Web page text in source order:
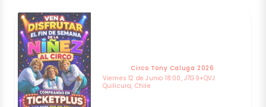
Circo Tony Caluga 2026
Viernes 12 de Junio 18:00, J7G9+QVJ
Quilicura, Chile